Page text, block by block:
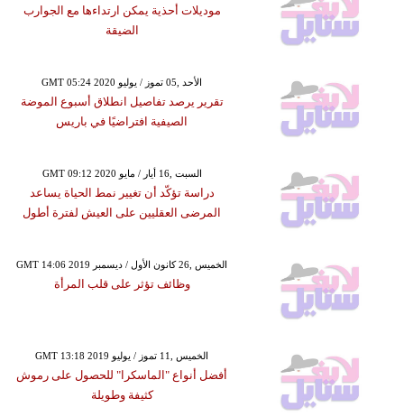
موديلات أحذية يمكن ارتداءها مع الجوارب
الضيقة
GMT 05:24 2020 الأحد ,05 تموز / يوليو
تقرير يرصد تفاصيل انطلاق أسبوع الموضة
الصيفية افتراضيًا في باريس
GMT 09:12 2020 السبت ,16 أيار / مايو
دراسة تؤكّد أن تغيير نمط الحياة يساعد
المرضى العقليين على العيش لفترة أطول
GMT 14:06 2019 الخميس ,26 كانون الأول / ديسمبر
وظائف تؤثر على قلب المرأة
GMT 13:18 2019 الخميس ,11 تموز / يوليو
أفضل أنواع "الماسكرا" للحصول على رموش
كثيفة وطويلة